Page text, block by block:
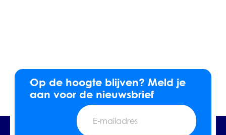
Op de hoogte blijven? Meld je
aan voor de nieuwsbrief
E-
mailadres